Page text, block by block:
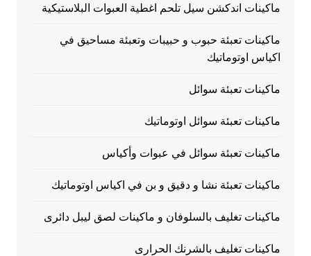
ماكينات اندكشن سيل تلحم اغطية العبوات البلاستيكية
ماكينات تعبئة حبوب و حبيبات وتعبئة مساحيق في
اكياس اوتوماتيك
ماكينات تعبئة سوائل
ماكينات تعبئة سوائل اوتوماتيك
ماكينات تعبئة سوائل في عبوات وأكياس
ماكينات تعبئة نشا و دقيق و بن في اكياس اوتوماتيك
ماكينات تغليف بالسلوفان و ماكينات لصق ليبل دائرى
ماكينات تغليف بالشرنك الحرارى